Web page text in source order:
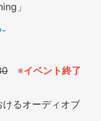
」
※イベント終了
けるオーディオブ